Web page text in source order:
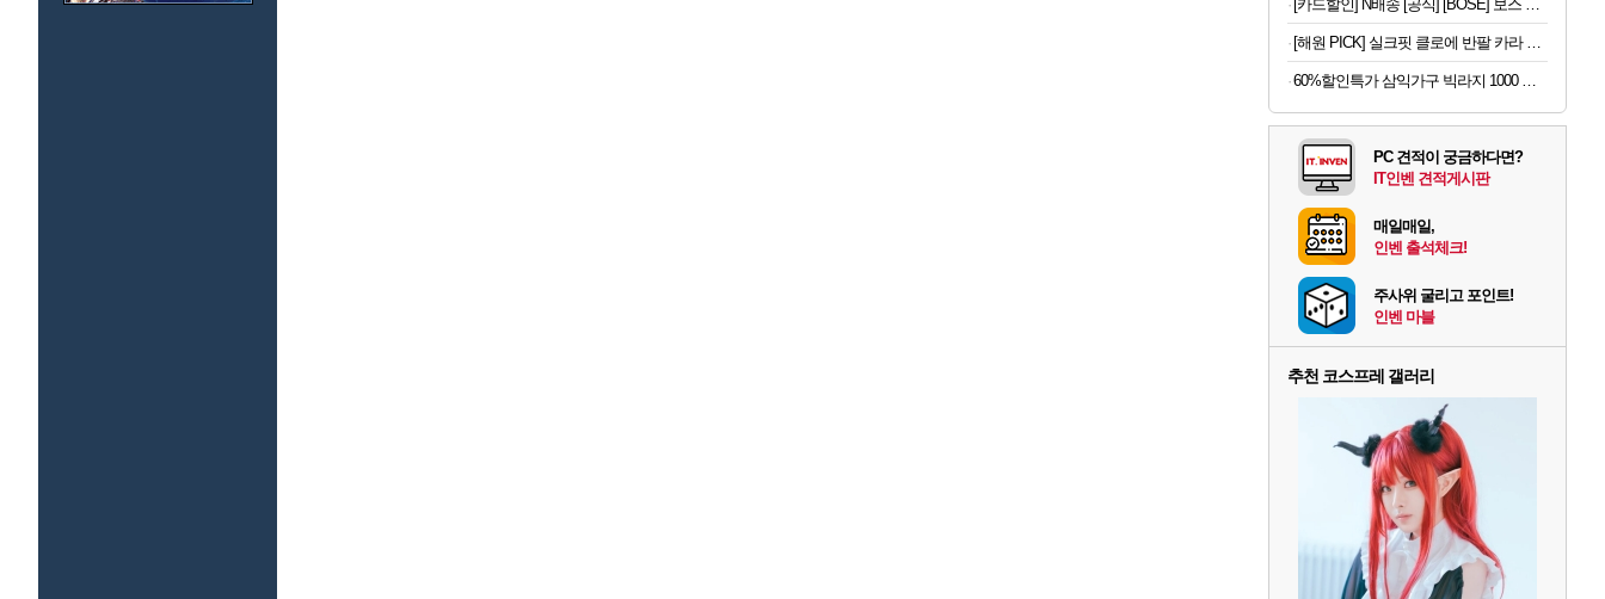
60%할인특가 삼익가구 빅라지 1000 광폭 초대형 서랍장, 화이트+오크, 1000mm, 5단
PC 견적이 궁금하다면?
IT인벤 견적게시판
매일매일,
인벤 출석체크!
주사위 굴리고 포인트!
인벤 마블
추천 코스프레 갤러리